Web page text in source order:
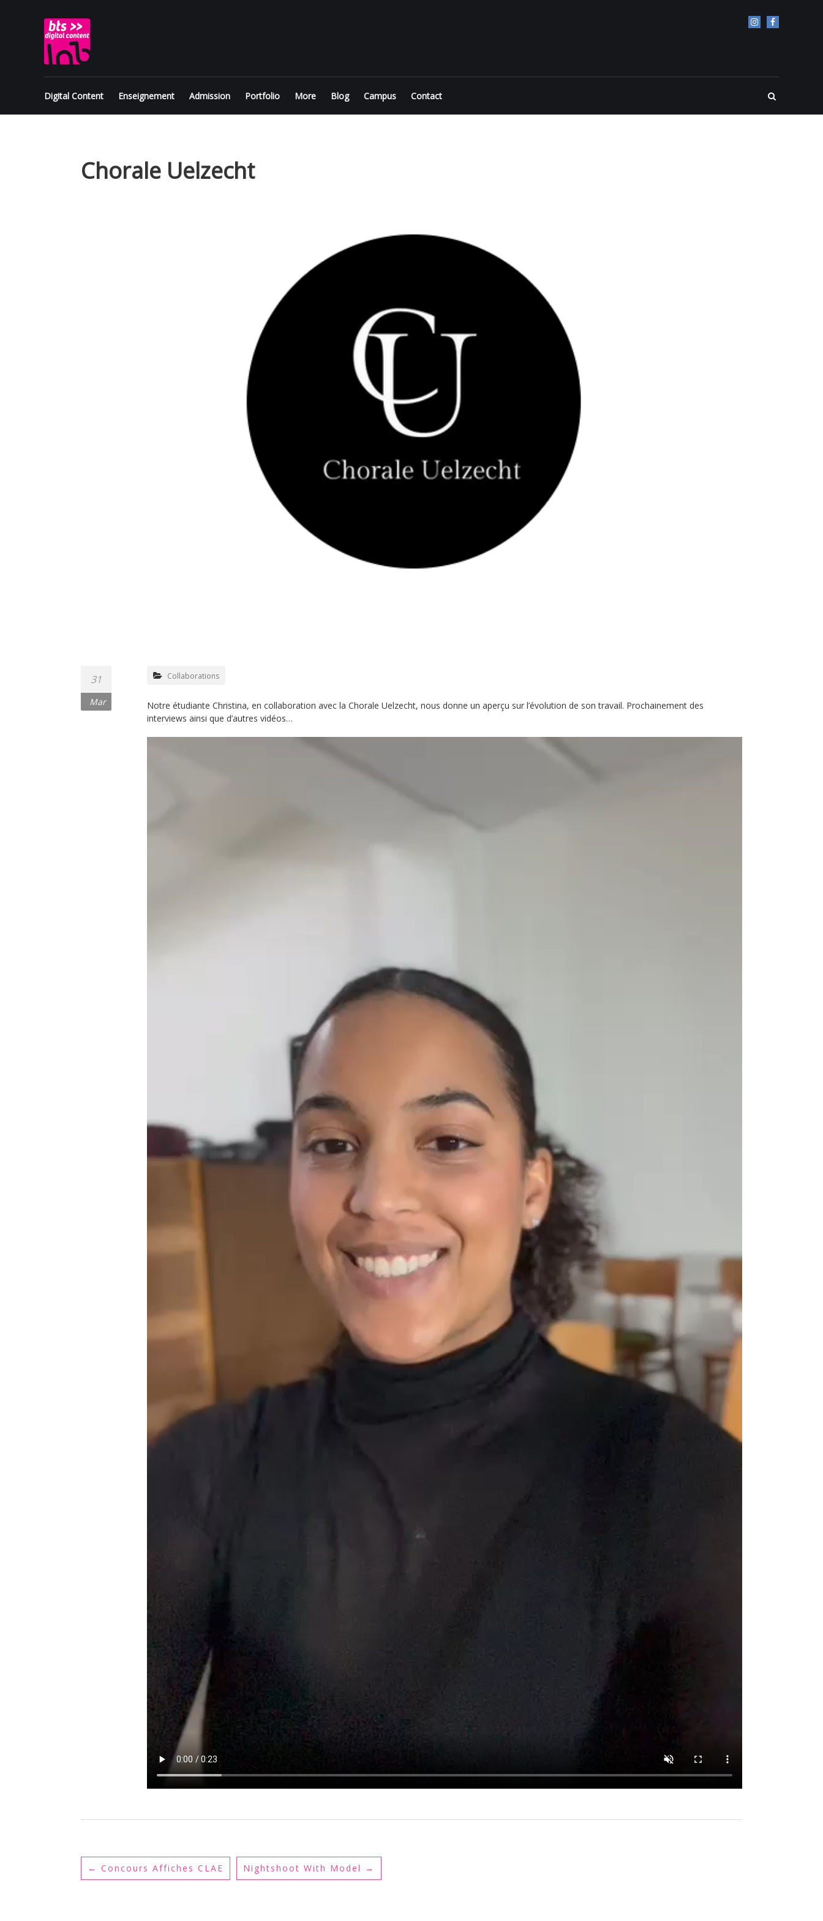
Digital Content Enseignement Admission Portfolio More Blog Campus Contact
Chorale Uelzecht
31
Mar
Collaborations
Notre étudiante Christina, en collaboration avec la Chorale Uelzecht, nous donne un aperçu sur l’évolution de son travail. Prochainement des
interviews ainsi que d’autres vidéos…
← Concours Affiches CLAE Nightshoot With Model →